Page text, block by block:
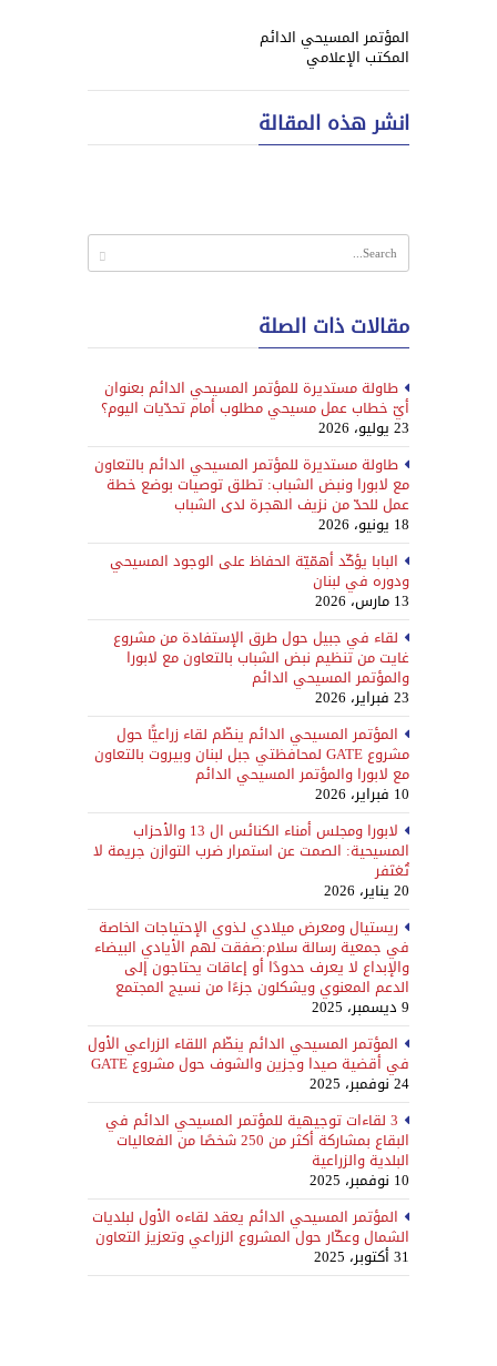
المؤتمر المسيحي الدائم
المكتب الإعلامي
انشر هذه المقالة
مقالات ذات الصلة
طاولة مستديرة للمؤتمر المسيحي الدائم بعنوان
أيّ خطاب عمل مسيحي مطلوب أمام تحدّيات اليوم؟
23 يوليو، 2026
طاولة مستديرة للمؤتمر المسيحي الدائم بالتعاون
مع لابورا ونبض الشباب: تطلق توصيات بوضع خطة
عمل للحدّ من نزيف الهجرة لدى الشباب
18 يونيو، 2026
البابا يؤكّد أهمّيّة الحفاظ على الوجود المسيحي
ودوره في لبنان
13 مارس، 2026
لقاء في جبيل حول طرق الإستفادة من مشروع
غايت من تنظيم نبض الشباب بالتعاون مع لابورا
والمؤتمر المسيحي الدائم
23 فبراير، 2026
المؤتمر المسيحي الدائم ينظّم لقاء زراعيًّا حول
مشروع GATE لمحافظتي جبل لبنان وبيروت بالتعاون
مع لابورا والمؤتمر المسيحي الدائم
10 فبراير، 2026
لابورا ومجلس أمناء الكنائس ال 13 والأحزاب
المسيحية: الصمت عن استمرار ضرب التوازن جريمة لا
تُغتَفر
20 يناير، 2026
ريستيال ومعرض ميلادي لـذوي الإحتياجات الخاصة
في جمعية رسالة سلام:صفقت لهم الأيادي البيضاء
والإبداع لا يعرف حدودًا أو إعاقات يحتاجون إلى
الدعم المعنوي ويشكلون جزءًا من نسيج المجتمع
9 ديسمبر، 2025
المؤتمر المسيحي الدائم ينظّم اللقاء الزراعي الأول
في أقضية صيدا وجزين والشوف حول مشروع GATE
24 نوفمبر، 2025
3 لقاءات توجيهية للمؤتمر المسيحي الدائم في
البقاع بمشاركة أكثر من 250 شخصًا من الفعاليات
البلدية والزراعية
10 نوفمبر، 2025
المؤتمر المسيحي الدائم يعقد لقاءه الأول لبلديات
الشمال وعكّار حول المشروع الزراعي وتعزيز التعاون
31 أكتوبر، 2025